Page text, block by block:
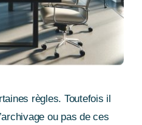
règles. Toutefois il
ou pas de ces